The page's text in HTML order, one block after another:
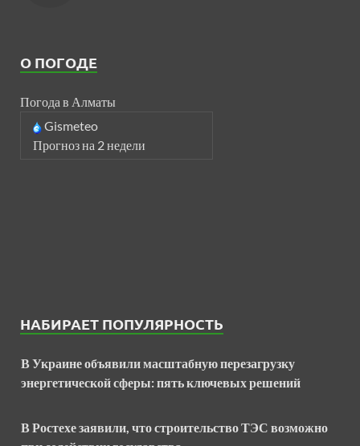
О ПОГОДЕ
Погода в Алматы
Gismeteo
Прогноз на 2 недели
НАБИРАЕТ ПОПУЛЯРНОСТЬ
В Украине объявили масштабную перезагрузку
энергетической сферы: пять ключевых решений
В Ростехе заявили, что строительство ТЭС возможно